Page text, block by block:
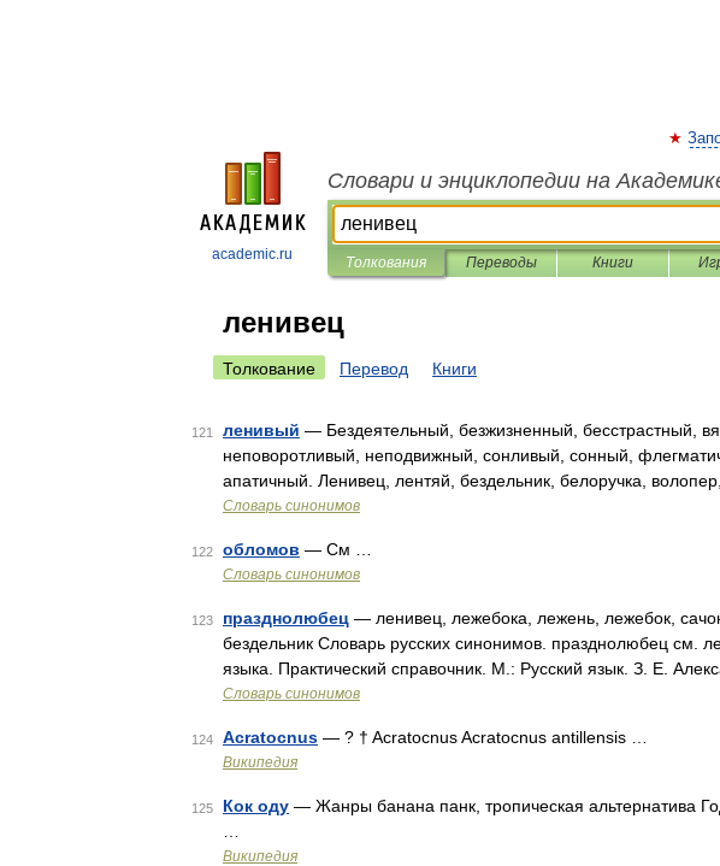
academic.ru
Словари и энциклопедии на
Толкования Переводы Книги
ленивец
Толкование Перевод Книги
121 ленивый — Бездеятельный, безжизненный, бесстрастный,
неповоротливый, неподвижный, сонливый, сонный,
апатичный. Ленивец, лентяй, бездельник, белоручка,
Словарь синонимов
122 обломов — См …
Словарь синонимов
123 празднолюбец — ленивец, лежебока, лежень, лежебок,
бездельник Словарь русских синонимов. празднолюбец см.
языка. Практический справочник. М.: Русский язык. З. Е.
Словарь синонимов
124 Acratocnus — ? † Acratocnus Acratocnus antillensis …
Википедия
125 Кок оду — Жанры банана панк, тропическая альтернатива
Википедия